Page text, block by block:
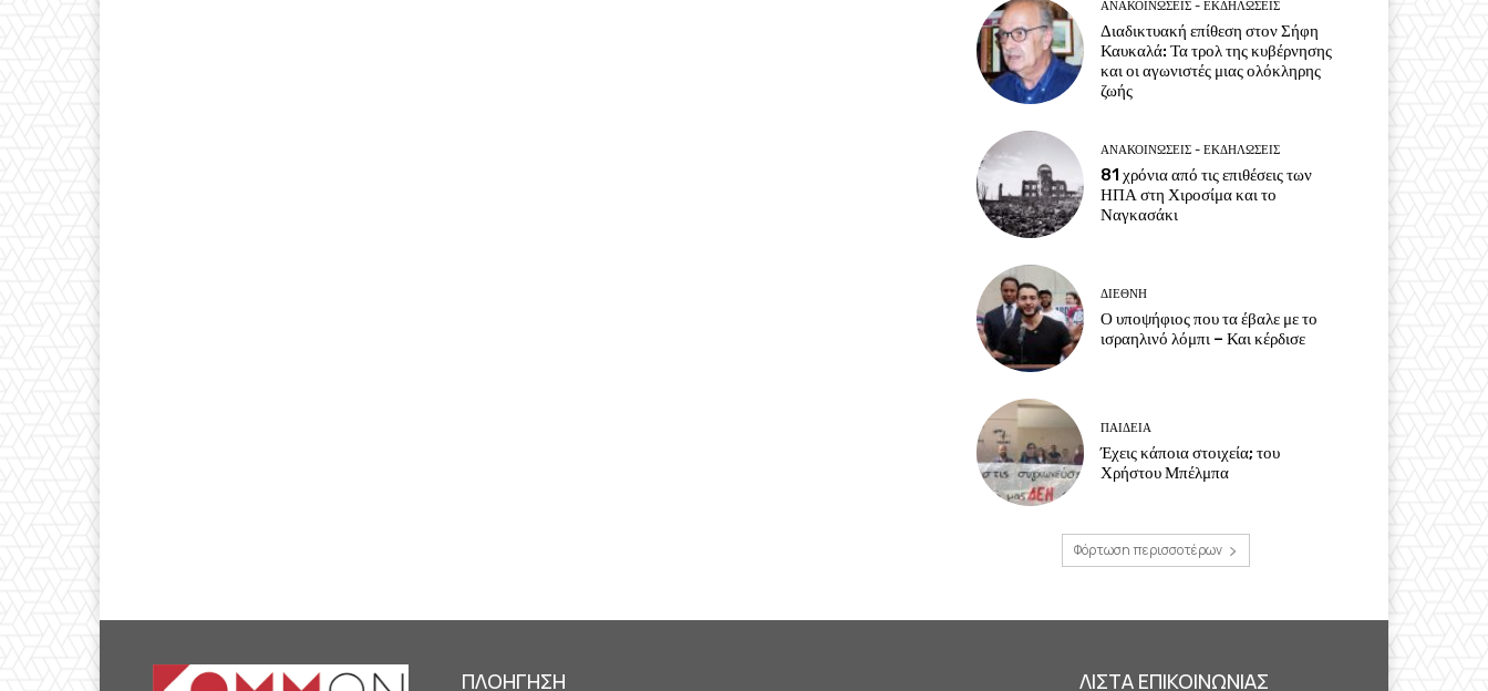
ΑΝΑΚΟΙΝΩΣΕΙΣ - ΕΚΔΗΛΩΣΕΙΣ
Διαδικτυακή επίθεση στον Σήφη
Καυκαλά: Τα τρολ της κυβέρνησης
και οι αγωνιστές μιας ολόκληρης
ζωής
ΑΝΑΚΟΙΝΩΣΕΙΣ - ΕΚΔΗΛΩΣΕΙΣ
81 χρόνια από τις επιθέσεις των
ΗΠΑ στη Χιροσίμα και το
Ναγκασάκι
ΔΙΕΘΝΗ
Ο υποψήφιος που τα έβαλε με το
ισραηλινό λόμπι – Και κέρδισε
ΠΑΙΔΕΙΑ
Έχεις κάποια στοιχεία; του
Χρήστου Μπέλμπα
Φόρτωση περισσοτέρων
ΠΛΟΗΓΗΣΗ ΛΙΣΤΑ ΕΠΙΚΟΙΝΩΝΙΑΣ